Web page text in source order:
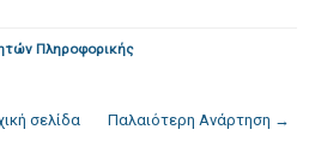
Πληροφορικής
Παλαιότερη Ανάρτηση →
σελίδα